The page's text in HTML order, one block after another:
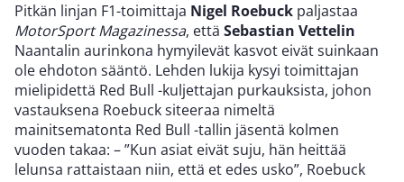
Pitkän linjan F1-toimittaja Nigel Roebuck paljastaa
MotorSport Magazinessa, että Sebastian Vettelin
Naantalin aurinkona hymyilevät kasvot eivät suinkaan
ole ehdoton sääntö. Lehden lukija kysyi toimittajan
mielipidettä Red Bull -kuljettajan purkauksista, johon
vastauksena Roebuck siteeraa nimeltä
mainitsematonta Red Bull -tallin jäsentä kolmen
vuoden takaa: – ”Kun asiat eivät suju, hän heittää
lelunsa rattaistaan niin, että et edes usko”, Roebuck